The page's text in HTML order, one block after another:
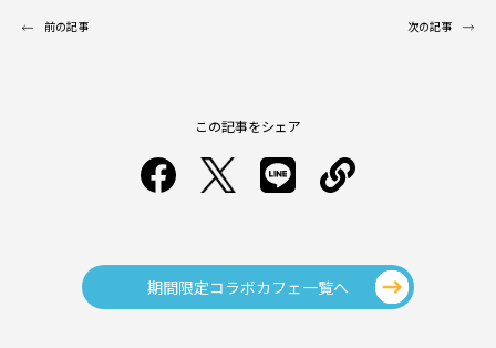
前の記事 次の記事
この記事をシェア
期間限定コラボカフェ一覧へ